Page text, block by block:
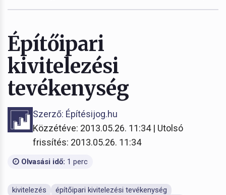
Építőipari
kivitelezési
tevékenység
Szerző: Építésijog.hu
Közzétéve: 2013.05.26. 11:34 | Utolsó
frissítés: 2013.05.26. 11:34
Olvasási idő: 1 perc
kivitelezés
építőipari kivitelezési tevékenység